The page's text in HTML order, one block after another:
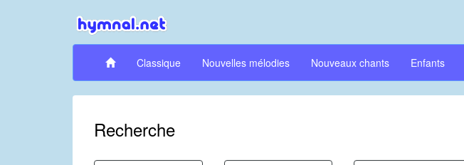
Classique Nouvelles mélodies Nouveaux chants Enfants
Recherche